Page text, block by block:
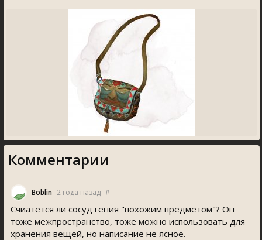
Комментарии
Boblin 2 года назад #
Счиатется ли сосуд гения "похожим предметом"? Он
тоже межпространство, тоже можно использовать для
хранения вещей, но написание не ясное.